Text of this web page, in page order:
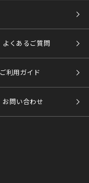
よくあるご質問
ご利用ガイド
お問い合わせ